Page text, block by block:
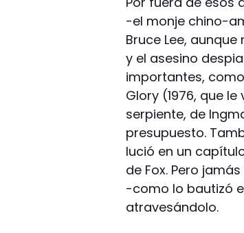
-el monje chino-
Bruce Lee,
y el asesino
importantes,
Glory (1976, que
serpiente, de
presupuesto.
lució en un
de Fox. Pero
-como lo bautizó
atravesándolo.